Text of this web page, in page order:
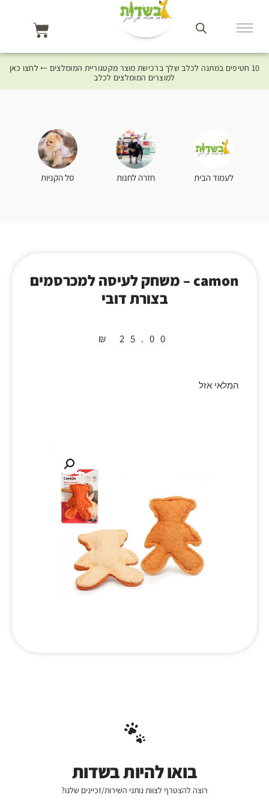
10 חטיפים במתנה לכלב שלך ברכישת מוצר מקטגוריית המומלצים ⤎ לחצו כאן
למוצרים המומלצים לכלב
לעמוד הבית חזרה לחנות סל הקניות
camon – משחק לעיסה למכרסמים
בצורת דובי
₪ 25.00
המלאי אזל
בואו להיות בשדות
רוצה להצטרף לצוות נותני השירות/זכיינים שלנו?